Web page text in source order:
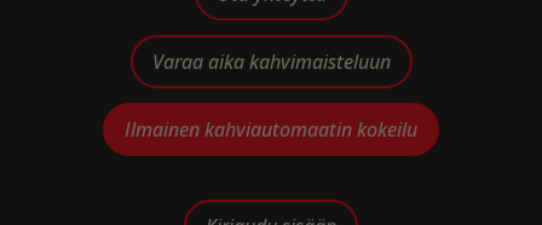
Varaa aika kahvimaisteluun
Ilmainen kahviautomaatin kokeilu